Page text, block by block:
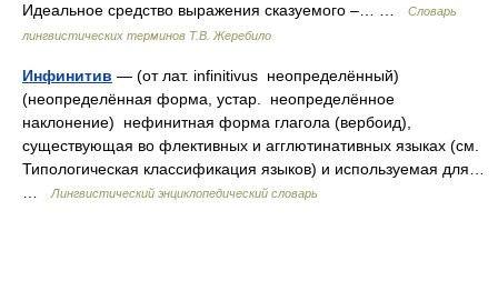
Идеальное средство выражения сказуемого –… …
Словарь
лингвистических терминов Т.В. Жеребило
Инфинитив — (от лат. infinitivus неопределённый)
(неопределённая форма, устар. неопределённое
наклонение) нефинитная форма глагола (вербоид),
существующая во флективных и агглютинативных языках (см.
Типологическая классификация языков) и используемая для…
Лингвистический энциклопедический словарь